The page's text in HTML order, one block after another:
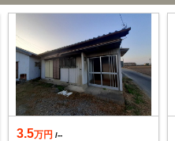
3.5万円 /--